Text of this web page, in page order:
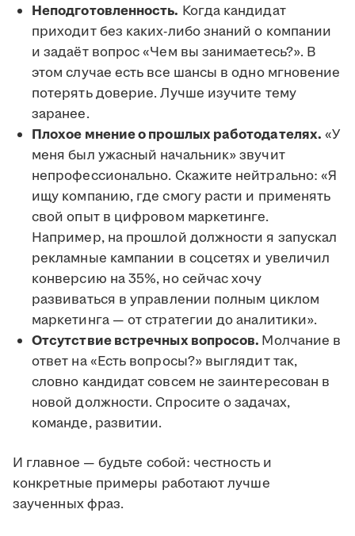
Неподготовленность. Когда кандидат
приходит без каких-либо знаний о компании
и задаёт вопрос «Чем вы занимаетесь?». В
этом случае есть все шансы в одно мгновение
потерять доверие. Лучше изучите тему
заранее.
Плохое мнение о прошлых работодателях. «У
меня был ужасный начальник» звучит
непрофессионально. Скажите нейтрально: «Я
ищу компанию, где смогу расти и применять
свой опыт в цифровом маркетинге.
Например, на прошлой должности я запускал
рекламные кампании в соцсетях и увеличил
конверсию на 35%, но сейчас хочу
развиваться в управлении полным циклом
маркетинга — от стратегии до аналитики».
Отсутствие встречных вопросов. Молчание в
ответ на «Есть вопросы?» выглядит так,
словно кандидат совсем не заинтересован в
новой должности. Спросите о задачах,
команде, развитии.
И главное — будьте собой: честность и
конкретные примеры работают лучше
заученных фраз.